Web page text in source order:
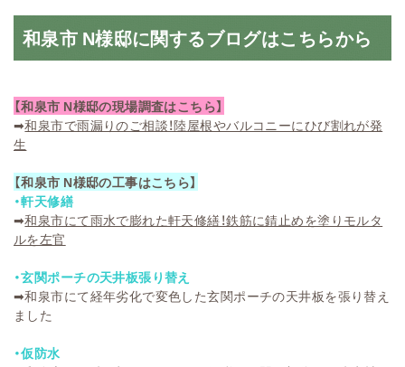
和泉市 N様邸に関するブログはこちらから
【和泉市 N様邸の現場調査はこちら】
➡和泉市で雨漏りのご相談！陸屋根やバルコニーにひび割れが発
生
【和泉市 N様邸の工事はこちら】
・軒天修繕
➡和泉市にて雨水で膨れた軒天修繕！鉄筋に錆止めを塗りモルタ
ルを左官
・玄関ポーチの天井板張り替え
➡和泉市にて経年劣化で変色した玄関ポーチの天井板を張り替え
ました
・仮防水